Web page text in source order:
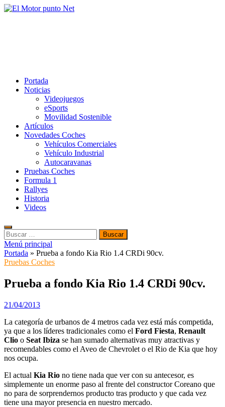
Saltar
Portada
Noticias
Videojuegos
eSports
Movilidad Sostenible
Artículos
Novedades Coches
Vehículos Comerciales
Vehículo Industrial
Autocaravanas
Pruebas Coches
Formula 1
Rallyes
Historia
Videos
Buscar:
Menú principal
Portada » Prueba a fondo Kia Rio 1.4 CRDi 90cv.
Pruebas Coches
Prueba a fondo Kia Rio 1.4 CRDi 90cv.
21/04/2013
La categoría de urbanos de 4 metros cada vez está más competida,
ya que a los líderes tradicionales como el Ford Fiesta, Renault
Clio o Seat Ibiza se han sumado alternativas muy atractivas y
recomendables como el Aveo de Chevrolet o el Rio de Kia que hoy
nos ocupa.
El actual Kia Rio no tiene nada que ver con su antecesor, es
simplemente un enorme paso al frente del constructor Coreano que
no para de sorprendernos producto tras producto y que cada vez
tiene una mayor presencia en nuestro mercado.